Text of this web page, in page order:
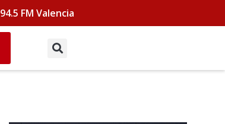
94.5 FM Valencia